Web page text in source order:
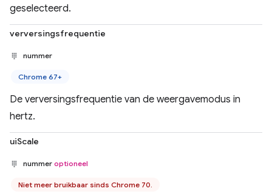
geselecteerd.
verversingsfrequentie
nummer
Chrome 67+
De verversingsfrequentie van de weergavemodus in
hertz.
uiScale
nummer optioneel
Niet meer bruikbaar sinds Chrome 70.